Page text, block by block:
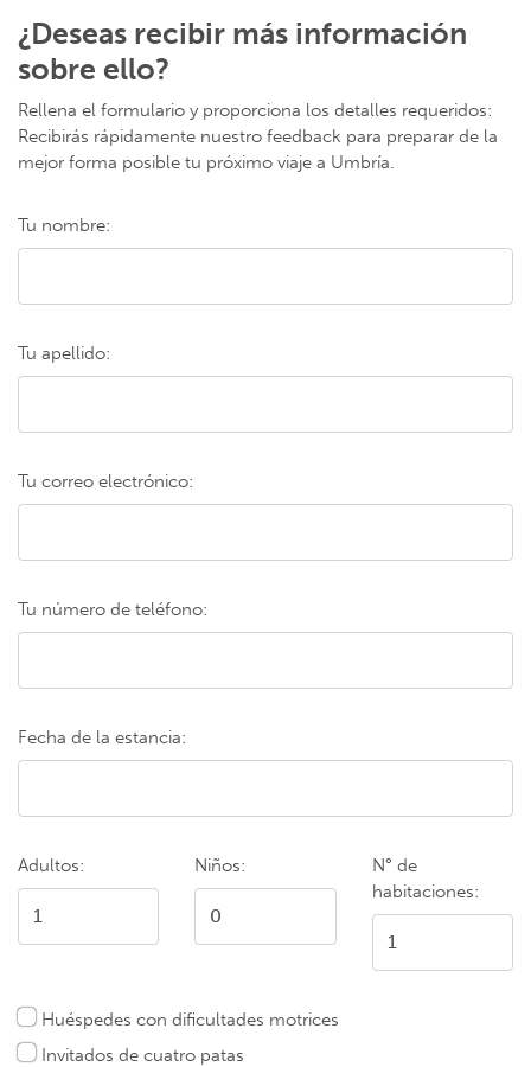
¿Deseas recibir más información
sobre ello?
Rellena el formulario y proporciona los detalles requeridos:
Recibirás rápidamente nuestro feedback para preparar de la
mejor forma posible tu próximo viaje a Umbría.
Tu nombre:
Tu apellido:
Tu correo electrónico:
Tu número de teléfono:
Fecha de la estancia:
Adultos: Niños:
N° de
habitaciones:
Huéspedes con dificultades motrices
Invitados de cuatro patas